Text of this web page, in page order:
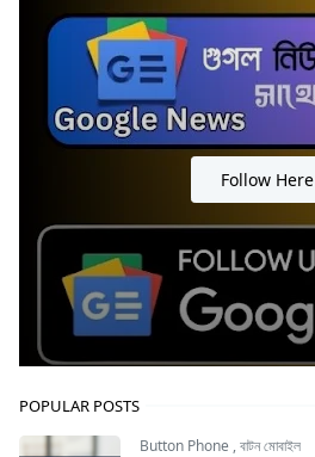
Follow Here
POPULAR POSTS
Button Phone ,বাটন মোবাইল